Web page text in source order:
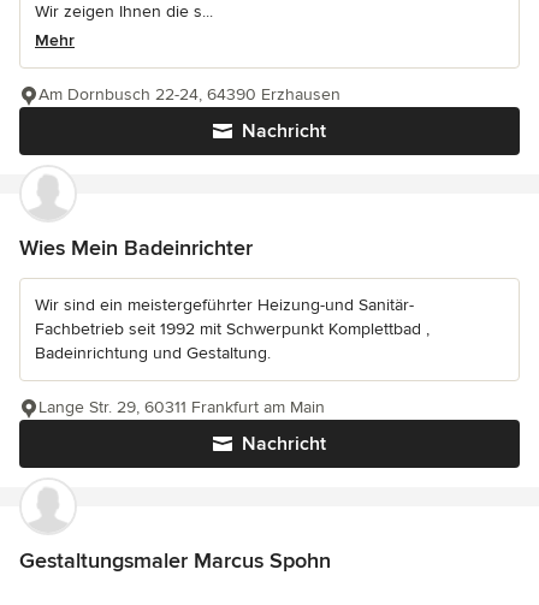
Wir zeigen Ihnen die s...
Mehr
Nachricht
Am Dornbusch 22-24, 64390 Erzhausen
Wies Mein Badeinrichter
Wir sind ein meistergeführter Heizung-und Sanitär-
Fachbetrieb seit 1992 mit Schwerpunkt Komplettbad ,
Badeinrichtung und Gestaltung.
Nachricht
Lange Str. 29, 60311 Frankfurt am Main
Gestaltungsmaler Marcus Spohn